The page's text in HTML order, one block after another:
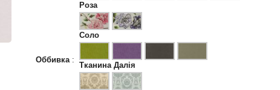
Оббивка:
Роза
Соло
Тканина Далія